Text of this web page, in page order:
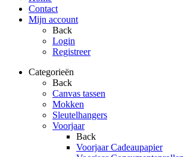
Contact
Mijn account
Back
Login
Registreer
Categorieën
Back
Canvas tassen
Mokken
Sleutelhangers
Voorjaar
Back
Voorjaar Cadeaupapier